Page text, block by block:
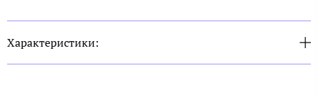
Характеристики: